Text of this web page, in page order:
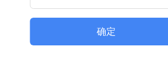
。办公本领域，N10系列首创"减屏
超高性价比扩大专业用户群体。
确定